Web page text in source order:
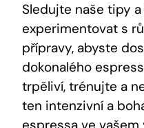
Sledujte naše tipy
experimentovat s
přípravy, abyste
dokonalého
trpěliví, trénujte a
ten intenzivní a